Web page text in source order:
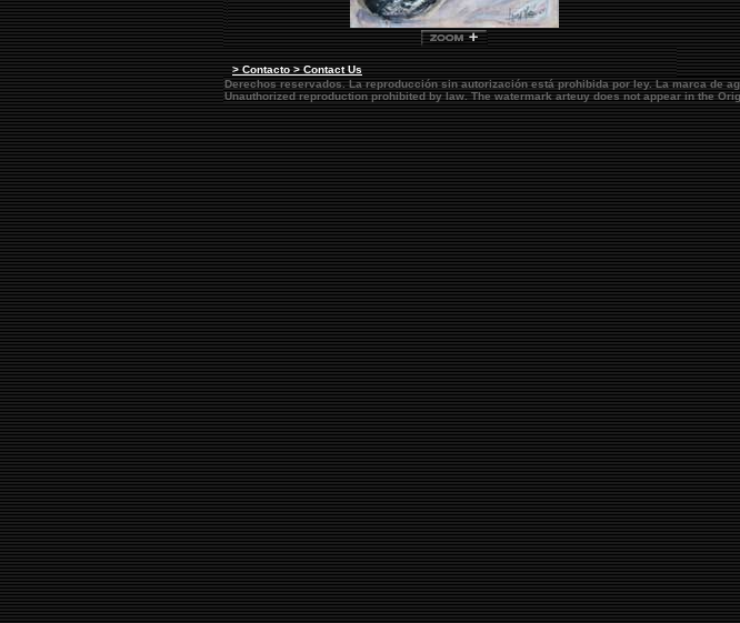
> Contacto > Contact Us
Derechos reservados. La reproducción sin autorización está prohibida por ley. La marca de
Unauthorized reproduction prohibited by law. The watermarkarteuydoes not appear in the